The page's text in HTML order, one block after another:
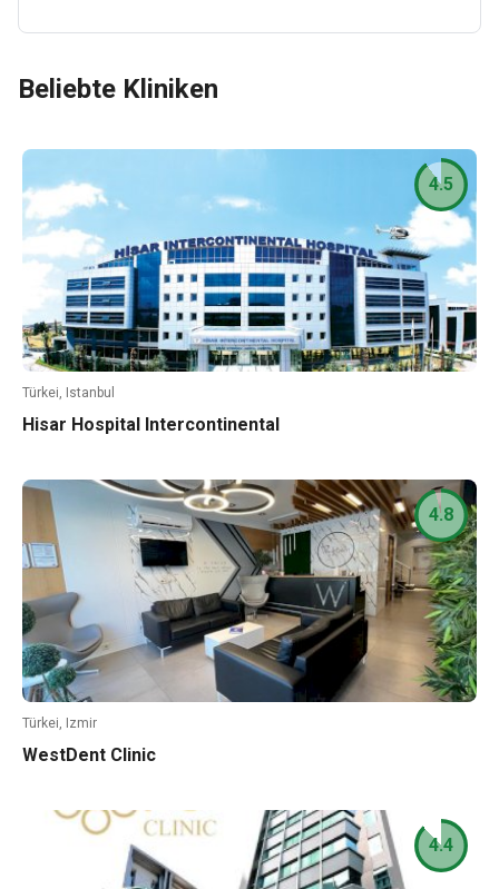
Beliebte Kliniken
Türkei, Istanbul
Hisar Hospital Intercontinental
4.5
Türkei, Izmir
WestDent Clinic
4.8
4.4